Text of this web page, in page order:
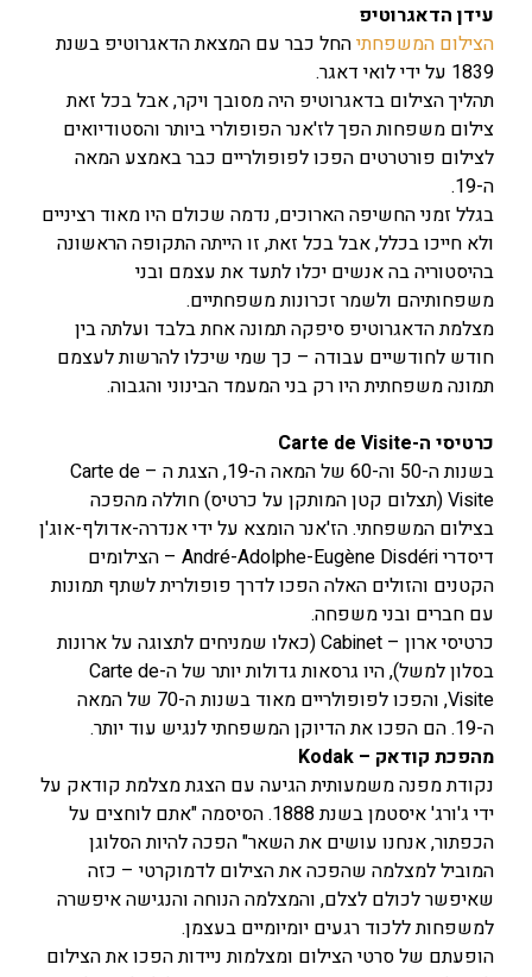
עידן הדאגרוטיפ
הצילום המשפחתיהחל כבר עם המצאת הדאגרוטיפ בשנת
1839 על ידי לואי דאגר.
תהליך הצילום בדאגרוטיפ היה מסובך ויקר, אבל בכל זאת
צילום משפחות הפך לז'אנר הפופולרי ביותר והסטודיואים
לצילום פורטרטים הפכו לפופולריים כבר באמצע המאה
ה-19.
בגלל זמני החשיפה הארוכים, נדמה שכולם היו מאוד רציניים
ולא חייכו בכלל, אבל בכל זאת, זו הייתה התקופה הראשונה
בהיסטוריה בה אנשים יכלו לתעד את עצמם ובני
משפחותיהם ולשמר זכרונות משפחתיים.
מצלמת הדאגרוטיפ סיפקה תמונה אחת בלבד ועלתה בין
חודש לחודשיים עבודה – כך שמי שיכלו להרשות לעצמם
תמונה משפחתית היו רק בני המעמד הבינוני והגבוה.
כרטיסי ה-Carte de Visite
בשנות ה-50 וה-60 של המאה ה-19, הצגת ה – Carte de
Visite (תצלום קטן המותקן על כרטיס) חוללה מהפכה
בצילום המשפחתי. הז'אנר הומצא על ידי אנדרה-אדולף-אוג'ן
דיסדרי André-Adolphe-Eugène Disdéri – הצילומים
הקטנים והזולים האלה הפכו לדרך פופולרית לשתף תמונות
עם חברים ובני משפחה.
כרטיסי ארון – Cabinet (כאלו שמניחים לתצוגה על ארונות
בסלון למשל), היו גרסאות גדולות יותר של ה-Carte de
Visite, והפכו לפופולריים מאוד בשנות ה-70 של המאה
ה-19. הם הפכו את הדיוקן המשפחתי לנגיש עוד יותר.
מהפכת קודאק – Kodak
נקודת מפנה משמעותית הגיעה עם הצגת מצלמת קודאק על
ידי ג'ורג' איסטמן בשנת 1888. הסיסמה "אתם לוחצים על
הכפתור, אנחנו עושים את השאר" הפכה להיות הסלוגן
המוביל למצלמה שהפכה את הצילום לדמוקרטי – כזה
שאיפשר לכולם לצלם, והמצלמה הנוחה והנגישה איפשרה
למשפחות ללכוד רגעים יומיומיים בעצמן.
הופעתם של סרטי הצילום ומצלמות ניידות הפכו את הצילום